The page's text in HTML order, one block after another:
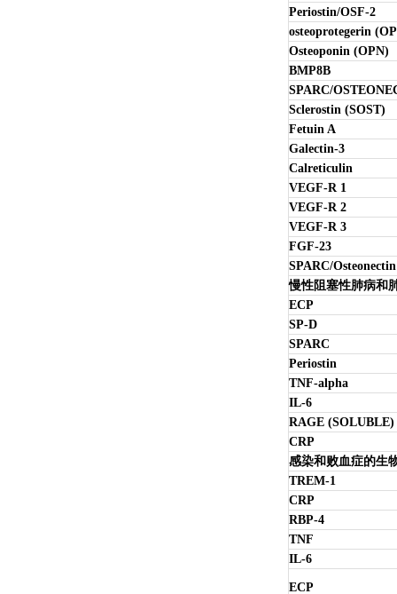
Periostin/OSF-2
osteoprotegerin
Osteoponin (OPN)
BMP8B
SPARC/
Sclerostin (SOST)
Fetuin A
Galectin-3
Calreticulin
VEGF-R 1
VEGF-R 2
VEGF-R 3
FGF-23
SPARC/Osteonectin
慢性阻塞性肺病和
ECP
SP-D
SPARC
Periostin
TNF-alpha
IL-6
RAGE (SOLUBLE)
CRP
感染和败血症的生
TREM-1
CRP
RBP-4
TNF
IL-6
ECP